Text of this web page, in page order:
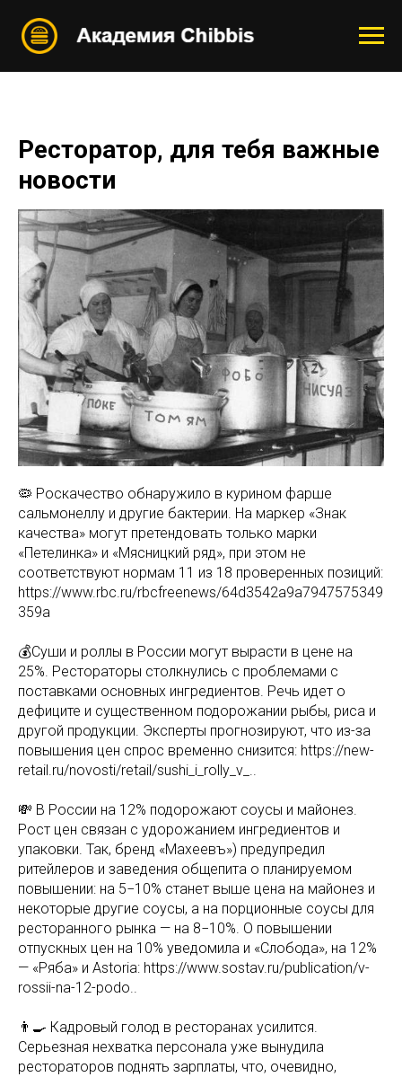
Ресторатор, для тебя важные
новости
🦠 Роскачество обнаружило в курином фарше
сальмонеллу и другие бактерии. На маркер «Знак
качества» могут претендовать только марки
«Петелинка» и «Мясницкий ряд», при этом не
соответствуют нормам 11 из 18 проверенных позиций:
https://www.rbc.ru/rbcfreenews/64d3542a9a7947575349
359a
💰Суши и роллы в России могут вырасти в цене на
25%. Рестораторы столкнулись с проблемами с
поставками основных ингредиентов. Речь идет о
дефиците и существенном подорожании рыбы, риса и
другой продукции. Эксперты прогнозируют, что из-за
повышения цен спрос временно снизится: https://new-
retail.ru/novosti/retail/sushi_i_rolly_v_..
💸 В России на 12% подорожают соусы и майонез.
Рост цен связан с удорожанием ингредиентов и
упаковки. Так, бренд «Махеевъ») предупредил
ритейлеров и заведения общепита о планируемом
повышении: на 5−10% станет выше цена на майонез и
некоторые другие соусы, а на порционные соусы для
ресторанного рынка — на 8−10%. О повышении
отпускных цен на 10% уведомила и «Слобода», на 12%
— «Ряба» и Astoria: https://www.sostav.ru/publication/v-
rossii-na-12-podo..
👨‍🍳 Кадровый голод в ресторанах усилится.
Серьезная нехватка персонала уже вынудила
рестораторов поднять зарплаты, что, очевидно,